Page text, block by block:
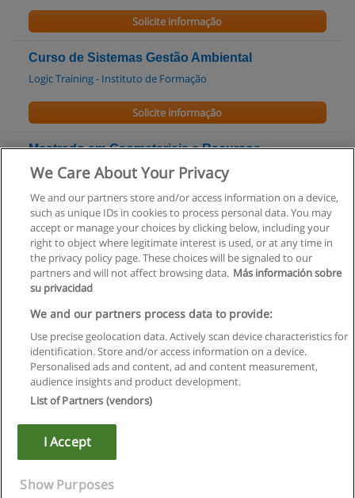
Solicite informação
Curso de Sistemas Gestão Ambiental
Logic Training - Instituto de Formação
Solicite informação
Mestrado em Geomateriais e Recursos
Geológicos
Solicite informação
Regras de uso
Privacidade de dados
Entrar em contato com Educaedu
Copyright © Educaedu Business S.L. - CIF : B-95610580: -
We Care About Your Privacy
We and our partners store and/or access information on a device,
such as unique IDs in cookies to process personal data. You may
accept or manage your choices by clicking below, including your
right to object where legitimate interest is used, or at any time in
the privacy policy page. These choices will be signaled to our
partners and will not affect browsing data. Más información sobre
su privacidad
We and our partners process data to provide:
Use precise geolocation data. Actively scan device characteristics for
identification. Store and/or access information on a device.
Personalised ads and content, ad and content measurement,
audience insights and product development.
List of Partners (vendors)
I Accept
Show Purposes